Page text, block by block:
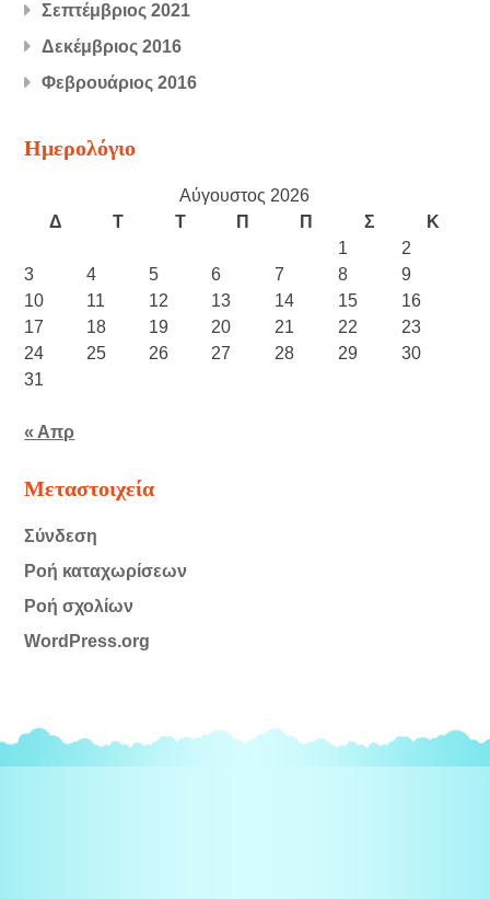
Σεπτέμβριος 2021
Δεκέμβριος 2016
Φεβρουάριος 2016
Ημερολόγιο
Αύγουστος 2026
Δ
Τ Τ Π Π Σ
Κ
1
2
3
4 5 6 7 8
9
10
11 12 13 14 15
16
17
18 19 20 21 22
23
24
25 26 27 28 29
30
31
« Απρ
Μεταστοιχεία
Σύνδεση
Ροή καταχωρίσεων
Ροή σχολίων
WordPress.org